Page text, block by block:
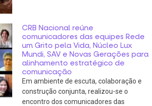
CRB Nacional reúne
comunicadores das equipes Rede
um Grito pela Vida, Núcleo Lux
Mundi, SAV e Novas Gerações para
alinhamento estratégico de
comunicação
Em ambiente de escuta, colaboração e
construção conjunta, realizou-se o
encontro dos comunicadores das